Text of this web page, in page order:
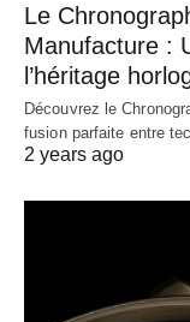
Le
Manufacture :
l’héritage
Découvrez le
fusion parfaite entre
2 years ago